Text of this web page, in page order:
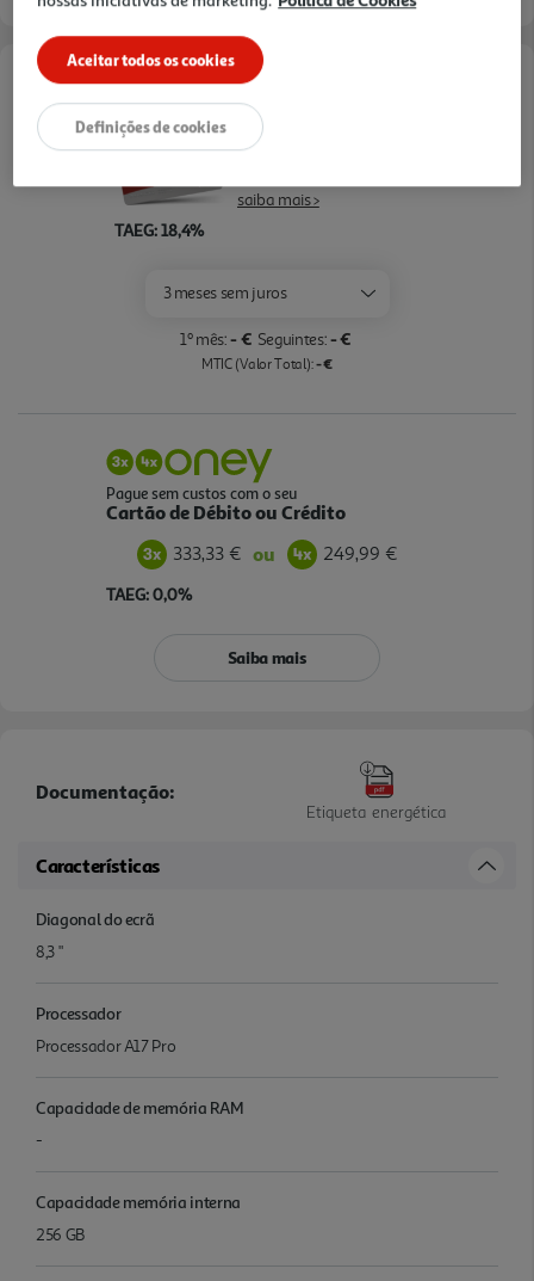
Opções de Financiamento
TAEG: 18,4%
Pague com o seu
Cartão Oney Auchan
saiba mais >
3 meses sem juros
1º mês:- € Seguintes:- €
MTIC (Valor Total):- €
Pague sem custos com o seu
Cartão de Débito ou Crédito
333,33 € ou 249,99 €
TAEG: 0,0%
Saiba mais
Documentação:
Etiqueta energética
Características
Diagonal do ecrã
8,3 "
Processador
Processador A17 Pro
Capacidade de memória RAM
-
Capacidade memória interna
256 GB
Aceitar todos os cookies
Definições de cookies